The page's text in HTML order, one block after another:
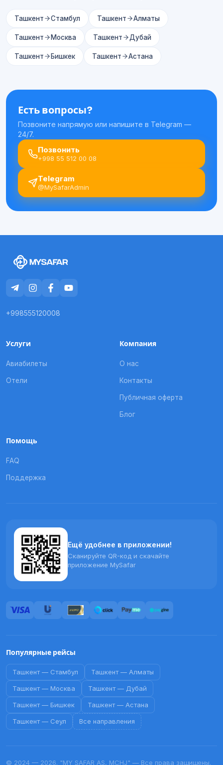
Ташкент Стамбул Ташкент Алматы
Ташкент Москва Ташкент Дубай
Ташкент Бишкек Ташкент Астана
Есть вопросы?
Позвоните напрямую или напишите в Telegram —
24/7.
Позвонить
+998 55 512 00 08
Telegram
@MySafarAdmin
+998555120008
Услуги
Авиабилеты
Отели
Компания
О нас
Контакты
Публичная оферта
Блог
Помощь
FAQ
Поддержка
Ещё удобнее в приложении!
Сканируйте QR-код и скачайте
приложение MySafar
Популярные рейсы
Ташкент— Стамбул Ташкент— Алматы
Ташкент— Москва Ташкент— Дубай
Ташкент— Бишкек Ташкент— Астана
Ташкент— Сеул Все направления
© 2024 — 2026. "MY SAFAR AS, MCHJ" — Все права защищены.